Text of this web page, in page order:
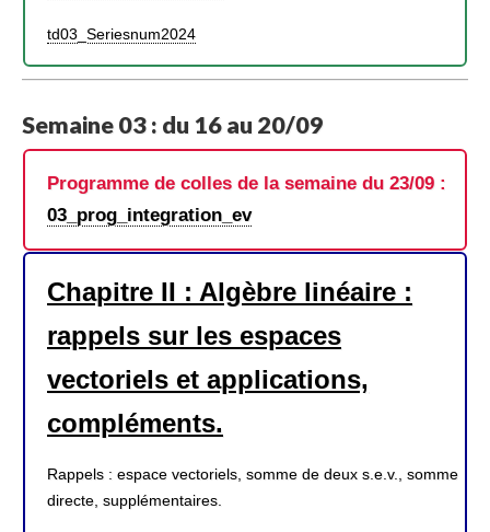
td03_Seriesnum2024
Semaine 03 : du 16 au 20/09
Programme de colles de la semaine du 23/09 :
03_prog_integration_ev
Chapitre II : Algèbre linéaire :
rappels sur les espaces
vectoriels et applications,
compléments.
Rappels : espace vectoriels, somme de deux s.e.v., somme
directe, supplémentaires.